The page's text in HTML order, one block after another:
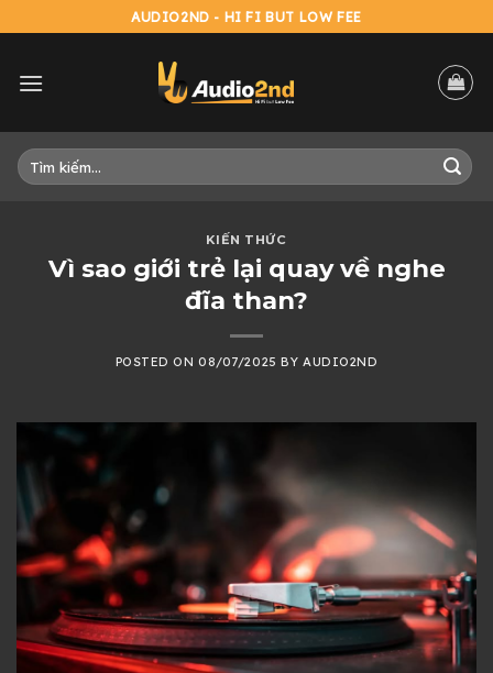
to
AUDIO2ND - HI FI BUT LOW FEE
Tìm
kiếm:
KIẾN THỨC
Vì sao giới trẻ lại quay về nghe
đĩa than?
POSTED ON08/07/2025 BY AUDIO2ND